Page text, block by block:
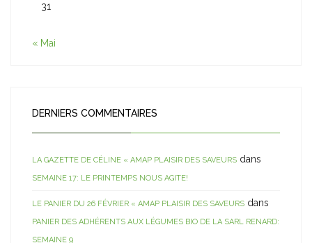
31
« Mai
DERNIERS COMMENTAIRES
LA GAZETTE DE CÉLINE « AMAP PLAISIR DES SAVEURS dans
SEMAINE 17: LE PRINTEMPS NOUS AGITE!
LE PANIER DU 26 FÉVRIER « AMAP PLAISIR DES SAVEURS dans
PANIER DES ADHÉRENTS AUX LÉGUMES BIO DE LA SARL RENARD:
SEMAINE 9